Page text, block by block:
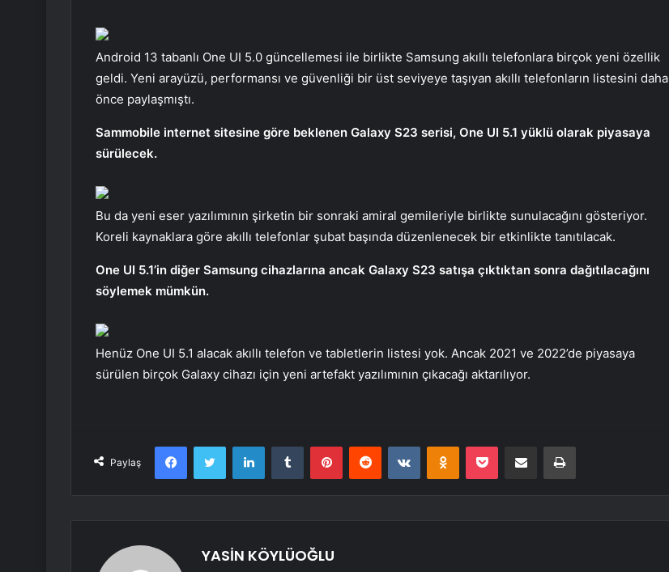
Android 13 tabanlı One UI 5.0 güncellemesi ile birlikte Samsung akıllı telefonlara birçok yeni özellik
geldi. Yeni arayüzü, performansı ve güvenliği bir üst seviyeye taşıyan akıllı telefonların listesini daha
önce paylaşmıştı.
Sammobile internet sitesine göre beklenen Galaxy S23 serisi, One UI 5.1 yüklü olarak piyasaya
sürülecek.
Bu da yeni eser yazılımının şirketin bir sonraki amiral gemileriyle birlikte sunulacağını gösteriyor.
Koreli kaynaklara göre akıllı telefonlar şubat başında düzenlenecek bir etkinlikte tanıtılacak.
One UI 5.1’in diğer Samsung cihazlarına ancak Galaxy S23 satışa çıktıktan sonra dağıtılacağını
söylemek mümkün.
Henüz One UI 5.1 alacak akıllı telefon ve tabletlerin listesi yok. Ancak 2021 ve 2022’de piyasaya
sürülen birçok Galaxy cihazı için yeni artefakt yazılımının çıkacağı aktarılıyor.
Paylaş
FacebookTwitter LinkedInTumblr PinterestReddit VKontakteOdnoklassniki
Pocket E-Posta ile paylaş Yazdır
YASİN KÖYLÜOĞLU